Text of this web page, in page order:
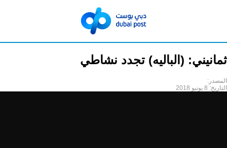
ثمانيني: (الباليه) تجدد نشاطي
المصدر:
التاريخ: 8 يونيو 2018